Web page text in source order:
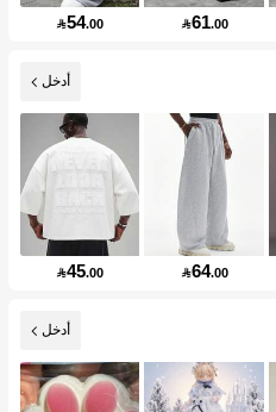
61.00
54.00
أدخل
64.00
45.00
أدخل